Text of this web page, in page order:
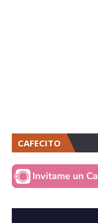
CAFECITO